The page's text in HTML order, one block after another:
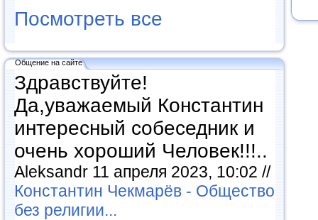
Посмотреть все
Общение на сайте
Здравствуйте!
Да,уважаемый Константин
интересный собеседник и
очень хороший Человек!!!..
Aleksandr 11 апреля 2023, 10:02 //
Константин Чекмарёв - Общество
без религии...